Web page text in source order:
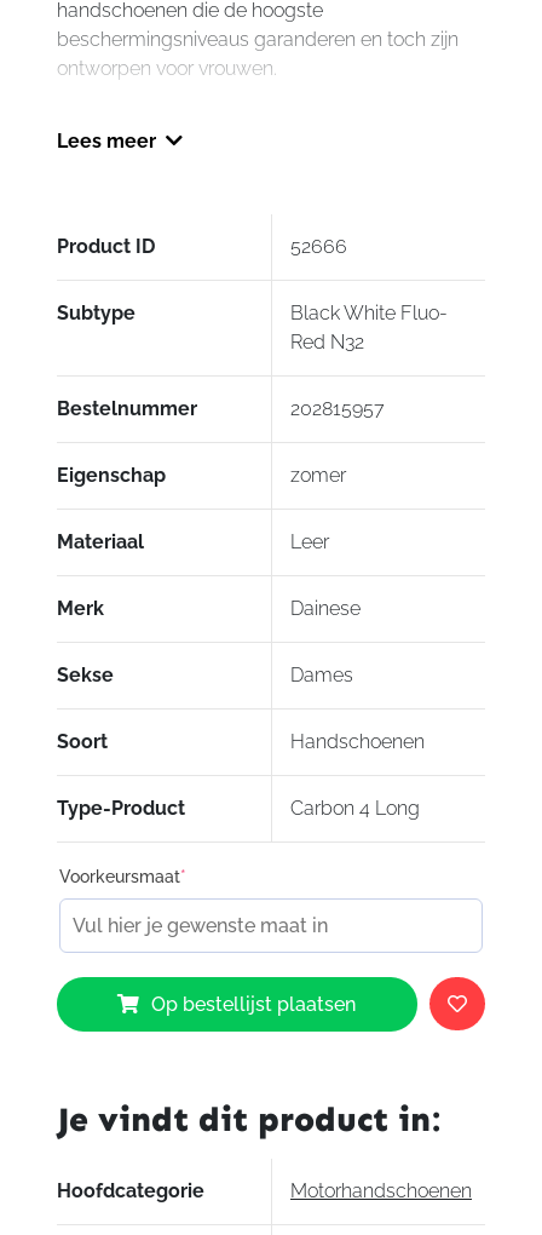
Red
N32
aantal
handschoenen die de hoogste
beschermingsniveaus garanderen en toch zijn
ontworpen voor vrouwen.
technische materialen, zoals hun constructie van
zijn uitgerust met een DCP-systeem om de pink
vingernaden aan de binnenkant voor maximale
Gecertificeerd volgens CE – Cat.
Lees meer
Product ID 52666
Subtype
Black White Fluo-
Red N32
Bestelnummer 202815957
Eigenschap zomer
Materiaal Leer
Merk Dainese
Sekse Dames
Soort Handschoenen
Type-Product Carbon 4 Long
Voorkeursmaat*
Dainese
Carbon
Lady
White
Op bestellijst plaatsen
Je vindt dit product in:
Hoofdcategorie Motorhandschoenen